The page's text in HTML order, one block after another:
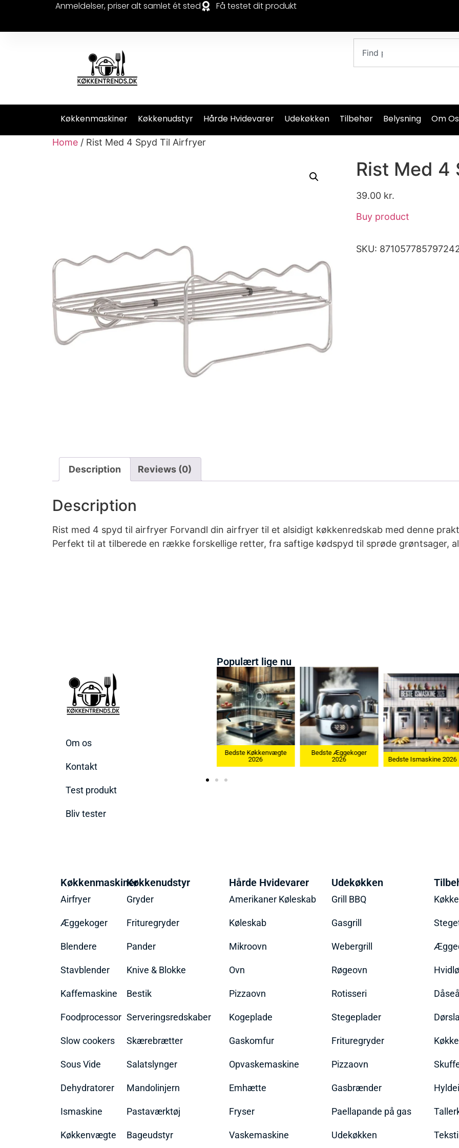
Anmeldelser, priser alt samlet ét sted Få testet dit produkt
Køkkenmaskiner Køkkenudstyr Hårde Hvidevarer Udekøkken Tilbehør Belysning Om Os
Home / Rist Med 4 Spyd Til Airfryer
Rist Med 4
39.00 kr.
Buy product
SKU:
Description Reviews (0)
Description
Rist med 4 spyd til airfryer Forvandl din airfryer til et alsidigt køkkenredskab med denne
Perfekt til at tilberede en række forskellige retter, fra saftige kødspyd til sprøde grøntsager,
Om os
Kontakt
Test produkt
Bliv tester
Populært lige nu
Bedste Køkkenvægte
2026
Bedste Æggekoger
2026
Bedste Ismaskine 2026
Køkkenmaskiner
Airfryer
Æggekoger
Blendere
Stavblender
Kaffemaskine
Foodprocessor
Slow cookers
Sous Vide
Dehydratorer
Ismaskine
Køkkenvægte
Køkkenudstyr
Gryder
Frituregryder
Pander
Knive & Blokke
Bestik
Serveringsredskaber
Skærebrætter
Salatslynger
Mandolinjern
Pastaværktøj
Bageudstyr
Hårde Hvidevarer
Amerikaner Køleskab
Køleskab
Mikroovn
Ovn
Pizzaovn
Kogeplade
Gaskomfur
Opvaskemaskine
Emhætte
Fryser
Vaskemaskine
Udekøkken
Grill BBQ
Gasgrill
Webergrill
Røgeovn
Rotisseri
Stegeplader
Frituregryder
Pizzaovn
Gasbrænder
Paellapande på gas
Udekøkken Tekstil